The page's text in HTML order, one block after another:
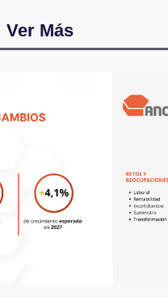
Ver Más